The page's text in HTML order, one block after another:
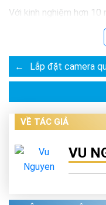
Với kinh nghiệm hơn
đặt Camera an ninh.
lắp đặt Camera an
hoạt động hiệu quả
hàng. Hiện nay, có rất
được
doanh trong lĩnh vực
bạn sẽ không biết,
camerauy tín. Với
không cần phải chạy
tìm kiếm dịch vụ lắp
thoại lên gõ cụm từ
← Lắp đặt camera
VỀ TÁC GIẢ
VU